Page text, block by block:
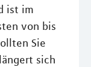
ist im
von bis
Sie
sich